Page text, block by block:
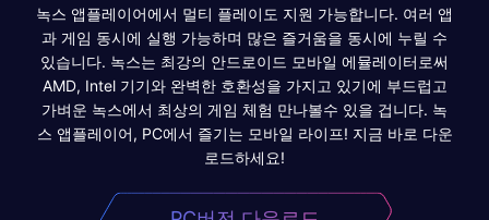
녹스 앱플레이어에서 멀티 플레이도 지원 가능합니다. 여러 앱
과 게임 동시에 실행 가능하며 많은 즐거움을 동시에 누릴 수
있습니다. 녹스는 최강의 안드로이드 모바일 에뮬레이터로써
AMD, Intel 기기와 완벽한 호환성을 가지고 있기에 부드럽고
가벼운 녹스에서 최상의 게임 체험 만나볼수 있을 겁니다. 녹
스 앱플레이어, PC에서 즐기는 모바일 라이프! 지금 바로 다운
로드하세요!